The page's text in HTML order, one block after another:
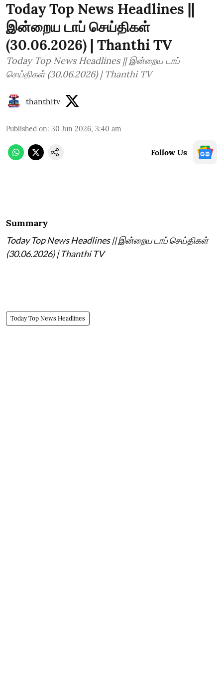
Today Top News Headlines ||
இன்றைய டாப் செய்திகள்
(30.06.2026) | Thanthi TV
Today Top News Headlines || இன்றைய டாப்
செய்திகள் (30.06.2026) | Thanthi TV
thanthitv
Published on: 30 Jun 2026, 3:40 am
Follow Us
Summary
Today Top News Headlines || இன்றைய டாப் செய்திகள்
(30.06.2026) | Thanthi TV
Today Top News Headlines